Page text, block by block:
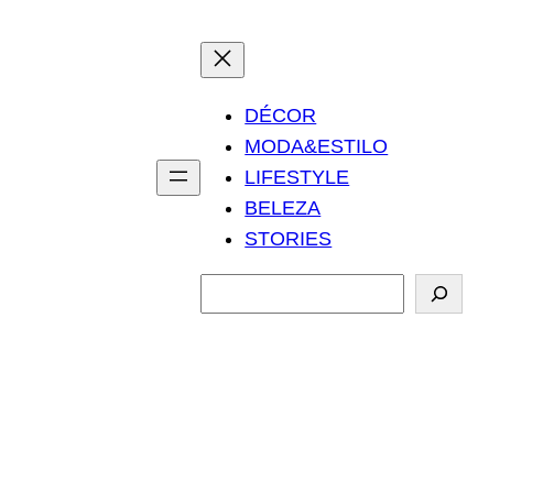
DÉCOR
MODA&ESTILO
LIFESTYLE
BELEZA
STORIES
e